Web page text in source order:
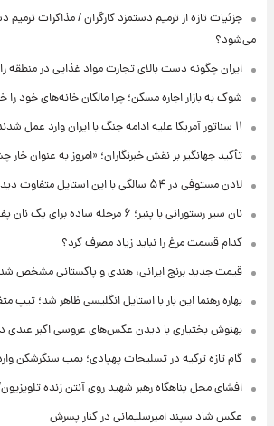
جزئیات تازه از ترمیم دستمزد کارگران / مذاکرات ترمیم
می‌شود؟
ایران چگونه دست بالای تجارت مواد غذایی در منطقه
شوک به بازار اجاره مسکن؛ چرا مالکان خانه‌های خود را
۱۱ سناتور آمریکا علیه ادامه جنگ با ایران وارد عمل شدند
تأکید جهانگیر بر نقش خبرنگاران؛ «امروز به عنوان
لادن مستوفی در ۵۴ سالگی با این استایل متفاوت دیده شد!
نان سیر رستورانی با پنیر؛ ۶ مرحله ساده برای یک نان پف‌دار و کش‌دار
کدام قسمت مرغ را نباید زیاد مصرف کرد؟
قیمت جدید برنج ایرانی، هندی و پاکستانی مشخص
بهاره رهنما این بار با استایل انگلیسی ظاهر شد؛ تیپ
بهنوش بختیاری با دیدن عکس‌های عروسی اکبر عبدی
گام تازه ترکیه در تسلیحات پهپادی؛ بمب سنگرشکن
افشای محل پناهگاه‌ رهبر شهید روی آنتن زنده
عکس شاد سپند امیرسلیمانی در کنار پسرش